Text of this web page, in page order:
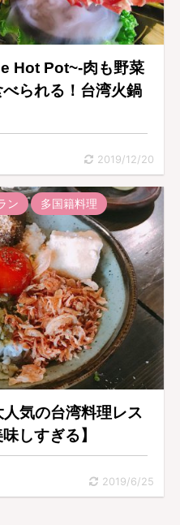
Hot Pot~-肉も野菜
られる！台湾火鍋
2019/12/20
ン 多国籍料理
気の台湾料理レス
しすぎる】
2019/6/25